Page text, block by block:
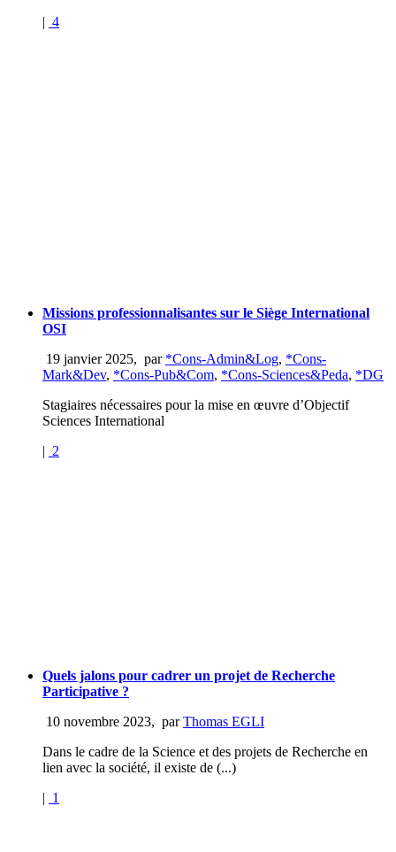
| 4
Missions professionnalisantes sur le Siège International
OSI
19 janvier 2025, par *Cons-Admin&Log, *Cons-
Mark&Dev, *Cons-Pub&Com, *Cons-Sciences&Peda, *DG
Stagiaires nécessaires pour la mise en œuvre d’Objectif
Sciences International
| 2
Quels jalons pour cadrer un projet de Recherche
Participative ?
10 novembre 2023, parThomas EGLI
Dans le cadre de la Science et des projets de Recherche en
lien avec la société, il existe de (...)
| 1